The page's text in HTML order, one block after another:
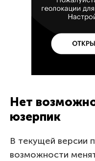
Нет
юзерпик
В текущей версии
возможности